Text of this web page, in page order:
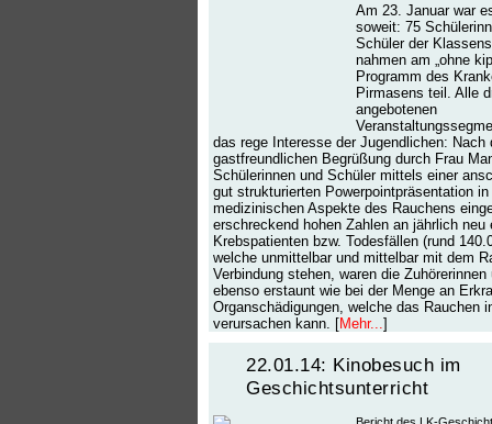
Am 23. Januar war
soweit: 75
Schüler der
nahmen am „ohne
Programm des
Pirmasens teil. Alle
angebotenen
das rege Interesse der Jugendlichen: Nach
gastfreundlichen Begrüßung durch Frau
Schülerinnen und Schüler mittels einer
gut strukturierten Powerpointpräsentation in
medizinischen Aspekte des Rauchens
erschreckend hohen Zahlen an jährlich neu
Krebspatienten bzw. Todesfällen (rund
welche unmittelbar und mittelbar mit dem
Verbindung stehen, waren die Zuhörerinnen
ebenso erstaunt wie bei der Menge an
Organschädigungen, welche das Rauchen
verursachen kann. [Mehr... ]
22.01.14: Kinobesuch im
Geschichtsunterricht